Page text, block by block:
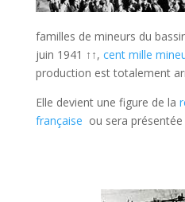
familles de mineurs du
juin 1941 ↑↑, cent mille
production est totalement
Elle devient une figure de la
française ou sera